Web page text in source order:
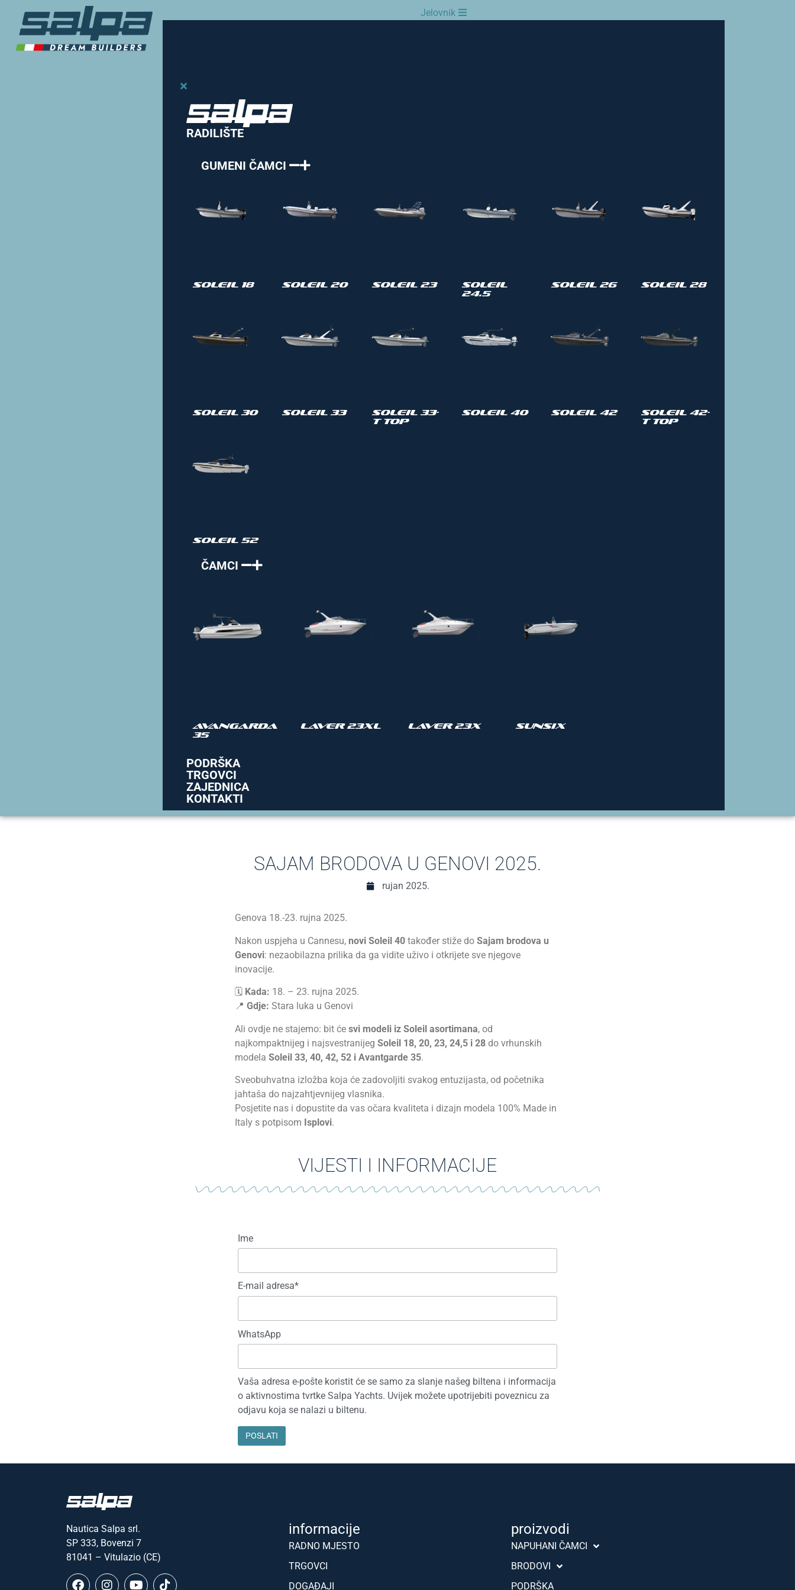
Jelovnik
RADILIŠTE
GUMENI ČAMCI
Soleil 18 Soleil 20 Soleil 23
Soleil
24.5
Soleil 26 Soleil 28
Soleil 30 Soleil 33
Soleil 33-
T Top
Soleil 40 Soleil 42
Soleil 42-
T Top
Soleil 52
ČAMCI
Avangarda
35
Laver 23XL Laver 23X SUNSIX
PODRŠKA
TRGOVCI
ZAJEDNICA
KONTAKTI
SAJAM BRODOVA U GENOVI 2025.
rujan 2025.
Genova 18.-23. rujna 2025.
Nakon uspjeha u Cannesu, novi Soleil 40 također stiže do Sajam brodova u
Genovi: nezaobilazna prilika da ga vidite uživo i otkrijete sve njegove
inovacije.
🗓 Kada: 18. – 23. rujna 2025.
📍 Gdje: Stara luka u Genovi
Ali ovdje ne stajemo: bit će svi modeli iz Soleil asortimana, od
najkompaktnijeg i najsvestranijeg Soleil 18, 20, 23, 24,5 i 28 do vrhunskih
modela Soleil 33, 40, 42, 52 i Avantgarde 35.
Sveobuhvatna izložba koja će zadovoljiti svakog entuzijasta, od početnika
jahtaša do najzahtjevnijeg vlasnika.
Posjetite nas i dopustite da vas očara kvaliteta i dizajn modela 100% Made in
Italy s potpisom Isplovi.
VIJESTI I INFORMACIJE
Ime
E-mail adresa*
WhatsApp
Vaša adresa e-pošte koristit će se samo za slanje našeg biltena i informacija
o aktivnostima tvrtke Salpa Yachts. Uvijek možete upotrijebiti poveznicu za
odjavu koja se nalazi u biltenu.
Nautica Salpa srl.
SP 333, Bovenzi 7
81041 – Vitulazio (CE)
informacije
RADNO MJESTO
TRGOVCI
DOGAĐAJI
proizvodi
NAPUHANI ČAMCI
BRODOVI
PODRŠKA